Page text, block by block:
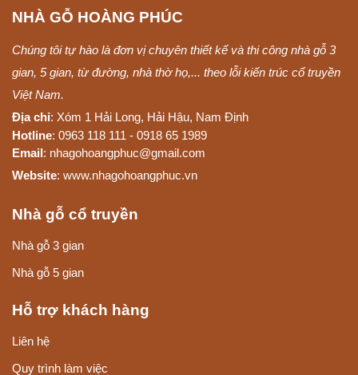
NHÀ GỖ HOÀNG PHÚC
Chúng tôi tự hào là đơn vị chuyên thiết kế và thi công nhà gỗ 3
gian, 5 gian, từ đường, nhà thờ họ,... theo lỗi kiến trúc cổ truyền
Việt Nam.
Địa chỉ: Xóm 1 Hải Long, Hải Hậu, Nam Định
Hotline: 0963 118 111 - 0918 65 1989
Email: nhagohoangphuc@gmail.com
Website: www.nhagohoangphuc.vn
Nhà gỗ cổ truyền
Nhà gỗ 3 gian
Nhà gỗ 5 gian
Hỗ trợ khách hàng
Liên hệ
Quy trình làm việc